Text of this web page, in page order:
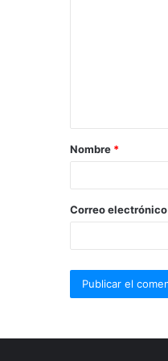
Nombre *
Correo electrónico